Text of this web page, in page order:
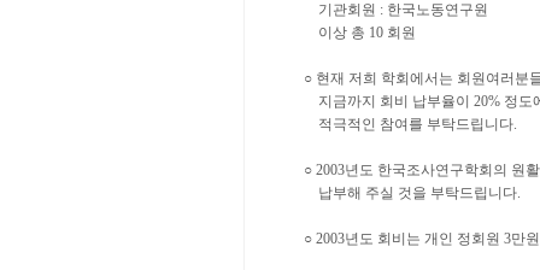
기관회원 : 한국노동연구원
이상 총 10 회원
○ 현재 저희 학회에서는 회원여러분
지금까지 회비 납부율이 20% 정도
적극적인 참여를 부탁드립니다.
○ 2003년도 한국조사연구학회의 원
납부해 주실 것을 부탁드립니다.
○ 2003년도 회비는 개인 정회원 3만